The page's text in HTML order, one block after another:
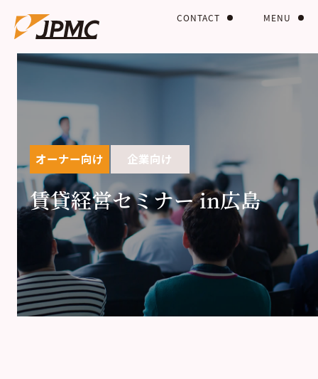
MENU
CONTACT
オーナー向け 企業向け
賃貸経営セミナー in広島